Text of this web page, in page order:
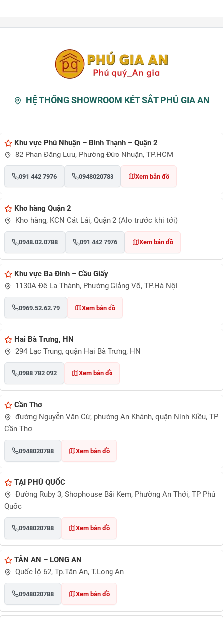
HỆ THỐNG SHOWROOM KÉT SẮT PHÚ GIA AN
Khu vực Phú Nhuận – Bình Thạnh – Quận 2
82 Phan Đăng Lưu, Phường Đức Nhuận, TP.HCM
091 442 7976 0948020788 Xem bản đồ
Kho hàng Quận 2
Kho hàng, KCN Cát Lái, Quận 2 (Alo trước khi tới)
0948.02.0788 091 442 7976 Xem bản đồ
Khu vực Ba Đình – Cầu Giấy
1130A Đê La Thành, Phường Giảng Võ, TP.Hà Nội
0969.52.62.79 Xem bản đồ
Hai Bà Trưng, HN
294 Lạc Trung, quận Hai Bà Trưng, HN
0988 782 092 Xem bản đồ
Cần Thơ
đường Nguyễn Văn Cừ, phường An Khánh, quận Ninh Kiều, TP
Cần Thơ
0948020788 Xem bản đồ
TẠI PHÚ QUỐC
Đường Ruby 3, Shophouse Bãi Kem, Phường An Thới, TP Phú
Quốc
0948020788 Xem bản đồ
TÂN AN – LONG AN
Quốc lộ 62, Tp.Tân An, T.Long An
0948020788 Xem bản đồ